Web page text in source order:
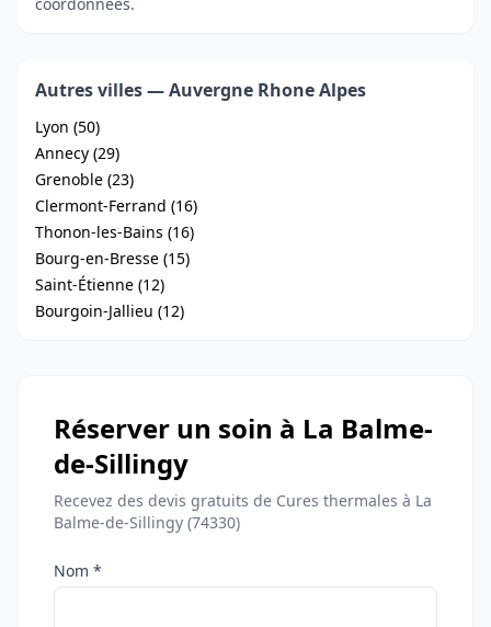
Autres villes — Auvergne Rhone Alpes
Lyon (50)
Annecy (29)
Grenoble (23)
Clermont-Ferrand (16)
Thonon-les-Bains (16)
Bourg-en-Bresse (15)
Saint-Étienne (12)
Bourgoin-Jallieu (12)
Réserver un soin à La Balme-
de-Sillingy
Recevez des devis gratuits de Cures thermales à La
Balme-de-Sillingy (74330)
Nom *